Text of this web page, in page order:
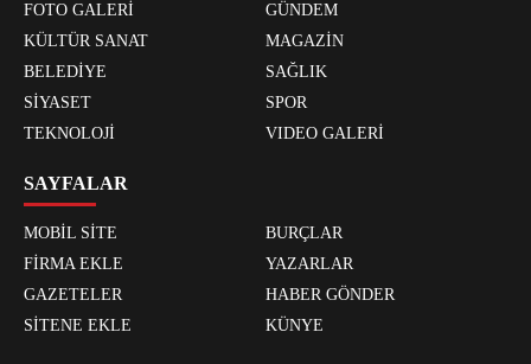
FOTO GALERİ
GÜNDEM
KÜLTÜR SANAT
MAGAZİN
BELEDİYE
SAĞLIK
SİYASET
SPOR
TEKNOLOJİ
VIDEO GALERİ
SAYFALAR
MOBİL SİTE
BURÇLAR
FİRMA EKLE
YAZARLAR
GAZETELER
HABER GÖNDER
SİTENE EKLE
KÜNYE